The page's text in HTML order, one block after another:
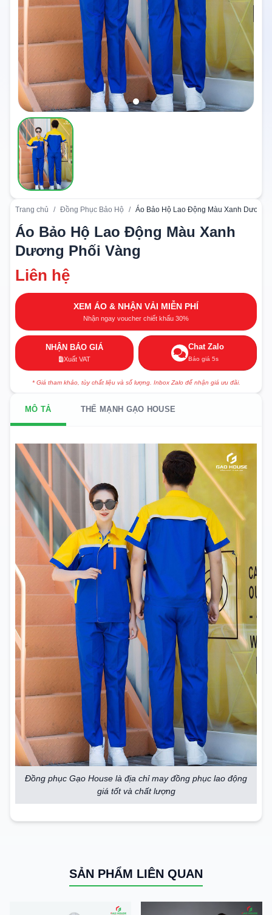
Trang chủ / Đồng Phục Bảo Hộ / Áo Bảo Hộ Lao Động Màu Xanh Dương
Áo Bảo Hộ Lao Động Màu Xanh
Dương Phối Vàng
Liên hệ
XEM ÁO & NHẬN VẢI MIỄN PHÍ
Nhận ngay voucher chiết khấu 30%
NHẬN BÁO GIÁ
Xuất VAT
Chat Zalo
Báo giá 5s
* Giá tham khảo, tùy chất liệu và số lượng. Inbox Zalo để nhận giá ưu đãi.
MÔ TẢ THẾ MẠNH GẠO HOUSE
Đồng phục Gạo House là địa chỉ may đồng phục lao động
giá tốt và chất lượng
SẢN PHẨM LIÊN QUAN